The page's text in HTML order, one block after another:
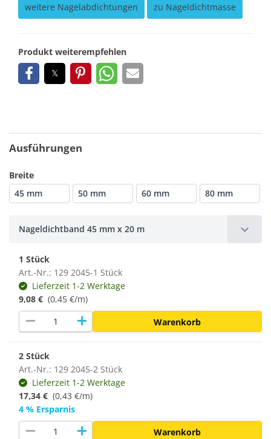
weitere Nagelabdichtungen zu Nageldichtmasse
Produkt weiterempfehlen
Ausführungen
Breite
45 mm
50 mm 60 mm 80 mm
Nageldichtband 45 mm x 20 m
1 Stück
Art.-Nr.: 129 2045-1 Stück
Lieferzeit 1-2 Werktage
9,08 € (0,45 €/m)
remove add Warenkorb
2 Stück
Art.-Nr.: 129 2045-2 Stück
Lieferzeit 1-2 Werktage
17,34 € (0,43 €/m)
4 % Ersparnis
remove add Warenkorb